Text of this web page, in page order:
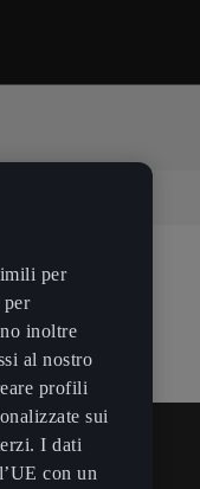
per
per
inoltre
al nostro
profili
sui
I dati
con un